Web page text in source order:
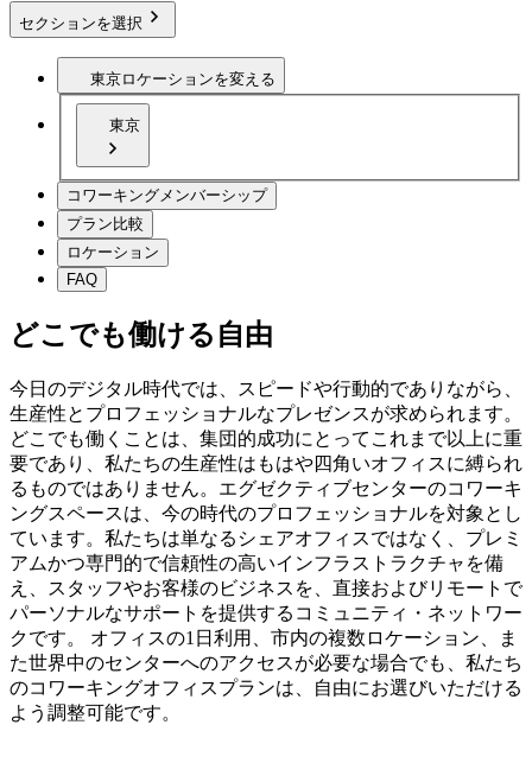
セクションを選択
東京ロケーションを変える
東京
コワーキングメンバーシップ
プラン比較
ロケーション
FAQ
どこでも働ける自由
今日のデジタル時代では、スピードや行動的でありながら、
生産性とプロフェッショナルなプレゼンスが求められます。
どこでも働くことは、集団的成功にとってこれまで以上に重
要であり、私たちの生産性はもはや四角いオフィスに縛られ
るものではありません。エグゼクティブセンターのコワーキ
ングスペースは、今の時代のプロフェッショナルを対象とし
ています。私たちは単なるシェアオフィスではなく、プレミ
アムかつ専門的で信頼性の高いインフラストラクチャを備
え、スタッフやお客様のビジネスを、直接およびリモートで
パーソナルなサポートを提供するコミュニティ・ネットワー
クです。 オフィスの1日利用、市内の複数ロケーション、ま
た世界中のセンターへのアクセスが必要な場合でも、私たち
のコワーキングオフィスプランは、自由にお選びいただける
よう調整可能です。